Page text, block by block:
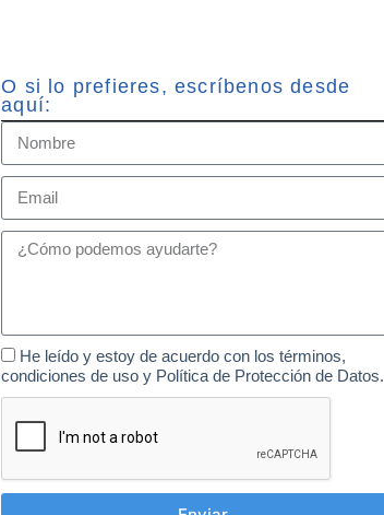
O si lo prefieres, escríbenos desde
aquí:
He leído y estoy de acuerdo con los términos,
condiciones de uso y Política de Protección de Datos.